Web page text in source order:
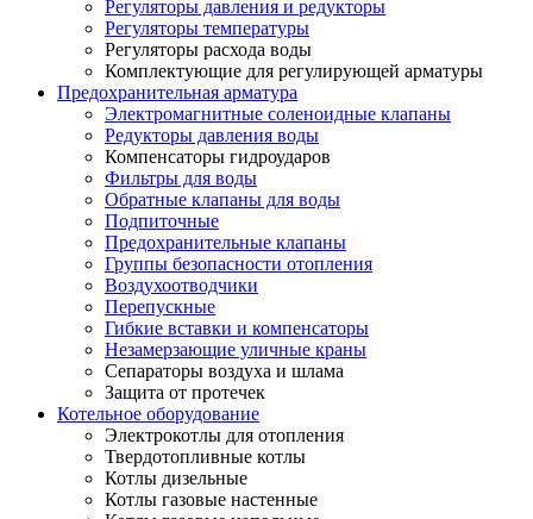
Регуляторы давления и редукторы
Регуляторы температуры
Регуляторы расхода воды
Комплектующие для регулирующей арматуры
Предохранительная арматура
Электромагнитные соленоидные клапаны
Редукторы давления воды
Компенсаторы гидроударов
Фильтры для воды
Обратные клапаны для воды
Подпиточные
Предохранительные клапаны
Группы безопасности отопления
Воздухоотводчики
Перепускные
Гибкие вставки и компенсаторы
Незамерзающие уличные краны
Сепараторы воздуха и шлама
Защита от протечек
Котельное оборудование
Электрокотлы для отопления
Твердотопливные котлы
Котлы дизельные
Котлы газовые настенные